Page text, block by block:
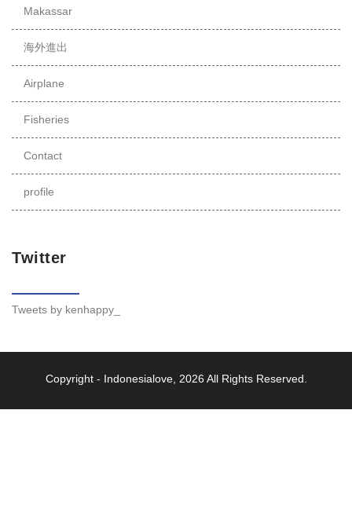
Makassar
海外進出
Airplane
Fisheries
Contact
profile
Twitter
Tweets by kenhappy_
Copyright - Indonesialove, 2026 All Rights Reserved.